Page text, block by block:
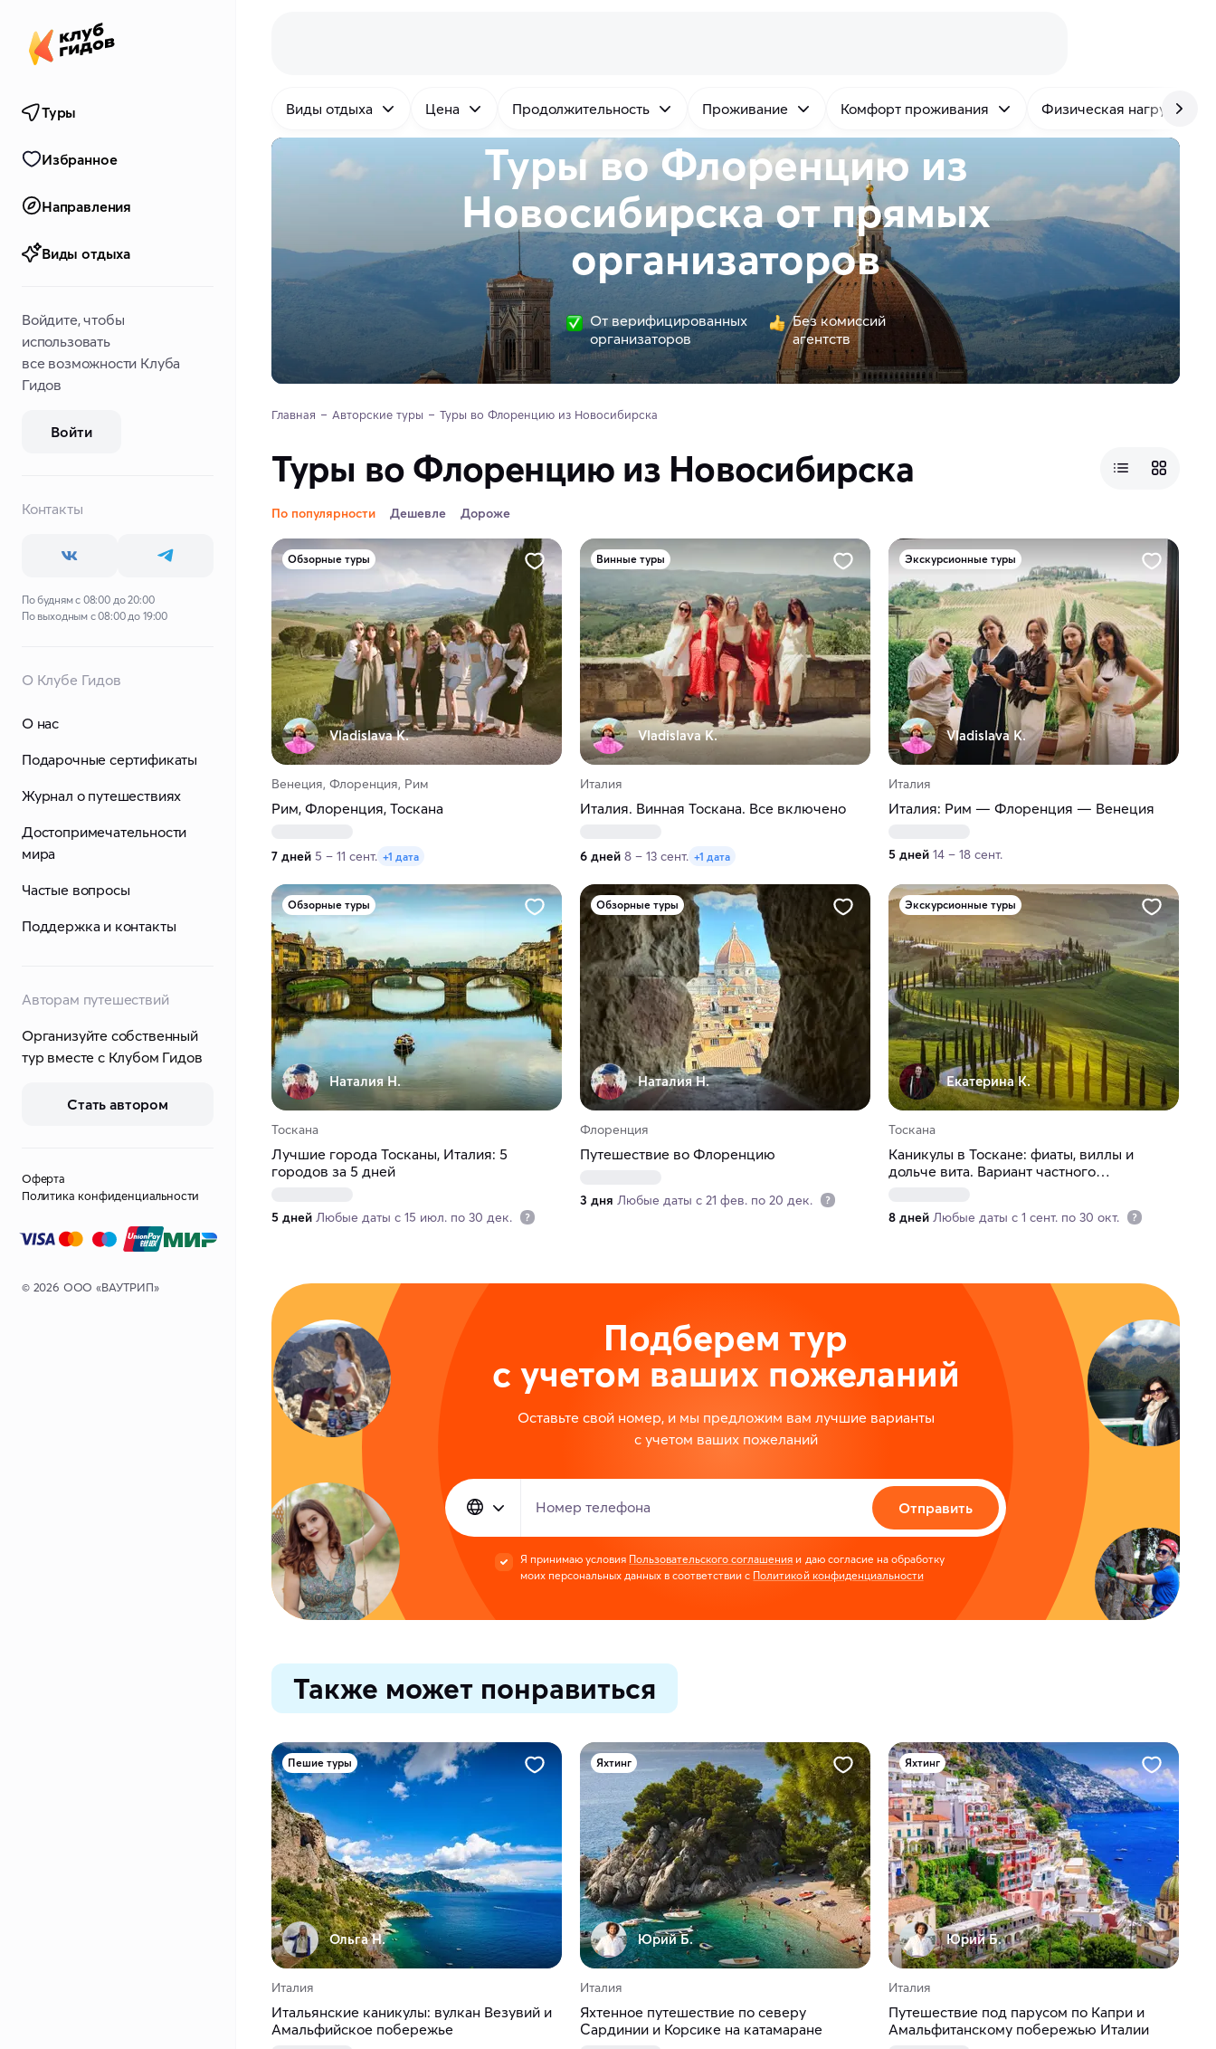
Туры
Избранное
Направления
Виды отдыха
Войдите, чтобы
использовать
все возможности Клуба
Гидов
Войти
Контакты
По будням с 08:00 до 20:00
По выходным с 08:00 до 19:00
О Клубе Гидов
О нас
Подарочные сертификаты
Журнал о путешествиях
Достопримечательности
мира
Частые вопросы
Поддержка и контакты
Авторам путешествий
Организуйте собственный
тур вместе с Клубом Гидов
Стать автором
Оферта
Политика конфиденциальности
© 2026 ООО «ВАУТРИП»
Виды отдыха Цена Продолжительность Проживание Комфорт проживания Физическая нагрузка
Туры во Флоренцию из
Новосибирска отпрямых
организаторов
От верифицированных
организаторов
Без комиссий
агентств
Главная Авторские туры Туры во Флоренцию из Новосибирска
Туры во Флоренцию из Новосибирска
По популярности Дешевле Дороже
Обзорные туры
Vladislava K.
Венеция, Флоренция, Рим
Рим, Флоренция, Тоскана
7 дней 5 – 11 сент. +1 дата
Винные туры
Vladislava K.
Италия
Италия. Винная Тоскана. Все включено
6 дней 8 – 13 сент. +1 дата
Экскурсионные туры
Vladislava K.
Италия
Италия: Рим — Флоренция — Венеция
5 дней 14 – 18 сент.
Обзорные туры
Наталия Н.
Тоскана
Лучшие города Тосканы, Италия: 5
городов за 5 дней
5 дней Любые даты с 15 июл. по 30 дек.
Обзорные туры
Наталия Н.
Флоренция
Путешествие во Флоренцию
3 дня Любые даты с 21 фев. по 20 дек.
Экскурсионные туры
Екатерина К.
Тоскана
Каникулы в Тоскане: фиаты, виллы и
дольче вита. Вариант частного
8 дней Любые даты с 1 сент. по 30 окт.
Подберем тур
с учетом ваших пожеланий
Оставьте свой номер, и мы предложим вам лучшие варианты
с учетом ваших пожеланий
Номер телефона Отправить
Я принимаю условия Пользовательского соглашения и даю согласие на обработку
моих персональных данных в соответствии с Политикой конфиденциальности
Также может понравиться
Пешие туры
Ольга Н.
Италия
Итальянские каникулы: вулкан Везувий и
Амальфийское побережье
Яхтинг
Юрий Б.
Италия
Яхтенное путешествие по северу
Сардинии и Корсике на катамаране
Яхтинг
Юрий Б.
Италия
Путешествие под парусом по Капри и
Амальфитанскому побережью Италии